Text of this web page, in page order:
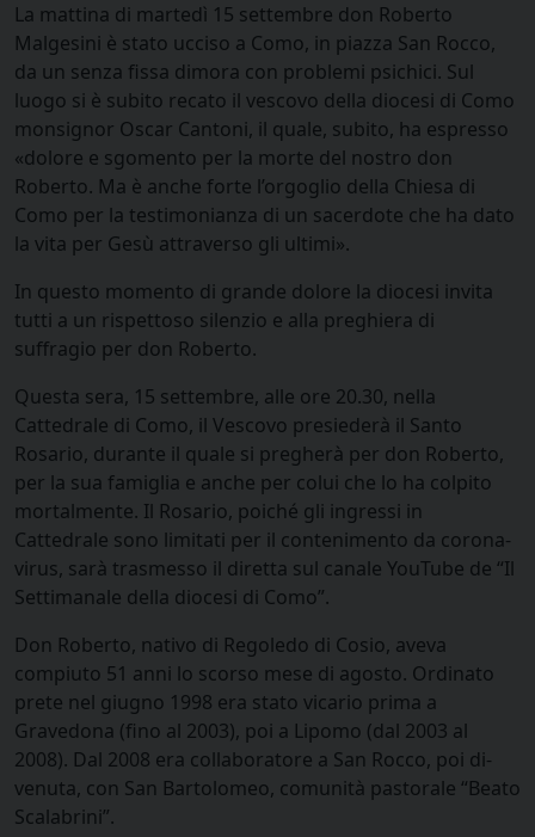
La mattina di martedì 15 settembre don Roberto
Malgesini è stato ucciso a Como, in piazza San Rocco,
da un senza fissa dimora con problemi psichici. Sul
luogo si è subito recato il vescovo della diocesi di Como
monsignor Oscar Cantoni, il quale, subito, ha espresso
«dolore e sgomento per la morte del nostro don
Roberto. Ma è anche forte l’orgoglio della Chiesa di
Como per la testimonianza di un sacerdote che ha dato
la vita per Gesù attraverso gli ultimi».
In questo momento di grande dolore la diocesi invita
tutti a un rispettoso silenzio e alla preghiera di
suffragio per don Roberto.
Questa sera, 15 settembre, alle ore 20.30, nella
Cattedrale di Como, il Vescovo presiederà il Santo
Rosario, durante il quale si pregherà per don Roberto,
per la sua famiglia e anche per colui che lo ha colpito
mortalmente. Il Rosario, poiché gli ingressi in
Cattedrale sono limitati per il contenimento da corona-
virus, sarà trasmesso il diretta sul canale YouTube de “Il
Settimanale della diocesi di Como”.
Don Roberto, nativo di Regoledo di Cosio, aveva
compiuto 51 anni lo scorso mese di agosto. Ordinato
prete nel giugno 1998 era stato vicario prima a
Gravedona (fino al 2003), poi a Lipomo (dal 2003 al
2008). Dal 2008 era collaboratore a San Rocco, poi di-
venuta, con San Bartolomeo, comunità pastorale “Beato
Scalabrini”.